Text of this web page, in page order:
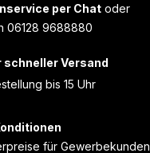
per Chat oder
06128 9688880
schneller Versand
bis 15 Uhr
für Gewerbekunden